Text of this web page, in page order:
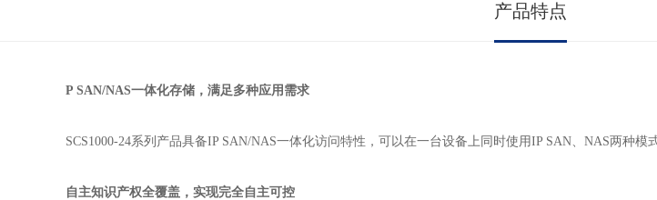
产品特点
P SAN/NAS一体化存储，满足多种应用需求
SCS1000-24系列产品具备IP SAN/NAS一体化访问特性，可以在一台设备上同时使用IP SAN、NAS两种
自主知识产权全覆盖，实现完全自主可控